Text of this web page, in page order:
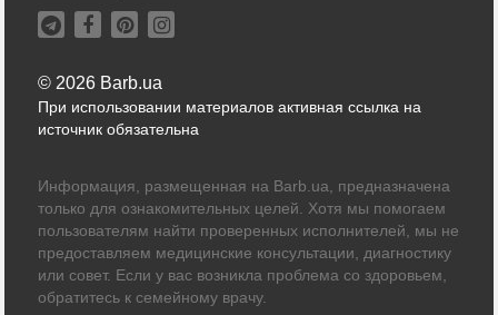
© 2026 Barb.ua
При использовании материалов активная ссылка на
источник обязательна
Информация, размещенная на Barb.ua, предназначена
только для ознакомительных целей. Хотя мы помогаем
пользователям найти проверенных исполнителей, мы не
предоставляем медицинские консультации, диагностику
или совет. Если у вас возникла проблема со здоровьем,
обратитесь к семейному врачу.